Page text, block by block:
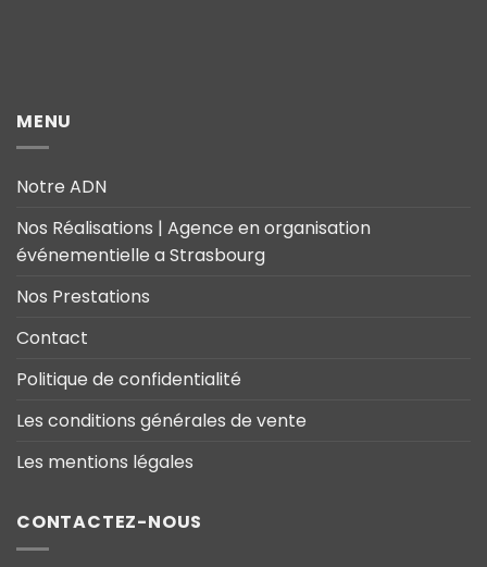
MENU
Notre ADN
Nos Réalisations | Agence en organisation
événementielle a Strasbourg
Nos Prestations
Contact
Politique de confidentialité
Les conditions générales de vente
Les mentions légales
CONTACTEZ-NOUS